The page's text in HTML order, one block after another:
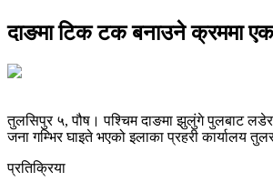
दाङमा टिक टक बनाउने क्रममा
तुलसिपुर ५, पौष। पश्चिम दाङमा झुलुंगे पुलबाट
जना गम्भिर घाइते भएको इलाका प्रहरी कार्यालय
प्रतिक्रिया